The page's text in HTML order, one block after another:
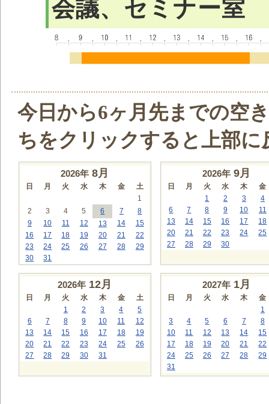
会議、セミナー室
今日から6ヶ月先までの空
ちをクリックすると上部に
2026年 8月
日 月 火 水 木 金
土
1
2
3 4 5 6 7
8
9
10 11 12 13 14
15
16
17 18 19 20 21
22
23
24 25 26 27 28
29
30
31
2026年 9月
日 月 火 水 木
金
1
2 3
4
6
7 8 9 10
11
13
14 15 16 17
18
20
21 22 23 24
25
27
28 29 30
2026年 12月
日 月 火 水 木 金
土
1
2 3 4
5
6
7 8 9 10 11
12
13
14 15 16 17 18
19
20
21 22 23 24 25
26
27
28 29 30 31
2027年 1月
日 月 火 水 木
金
1
3
4 5 6 7
8
10
11 12 13 14
15
17
18 19 20 21
22
24
25 26 27 28
29
31